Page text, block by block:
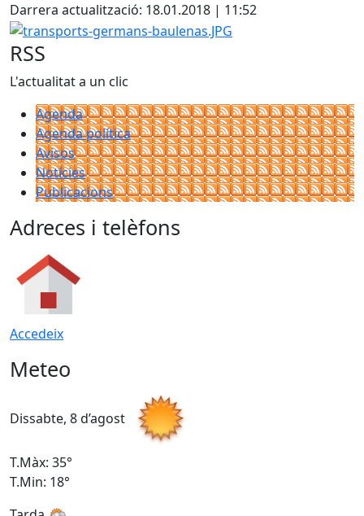
Darrera actualització: 18.01.2018 | 11:52
transports-germans-baulenas.JPG
RSS
L'actualitat a un clic
Agenda
Agenda política
Avisos
Notícies
Publicacions
Adreces i telèfons
Accedeix
Meteo
Dissabte, 8 d’agost
T.Màx: 35°
T.Min: 18°